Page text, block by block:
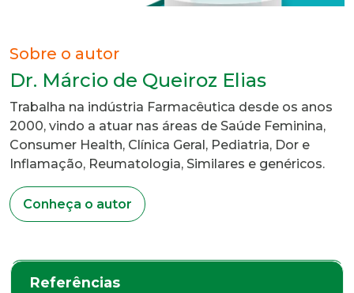
Sobre o autor
Dr. Márcio de Queiroz Elias
Trabalha na indústria Farmacêutica desde os anos
2000, vindo a atuar nas áreas de Saúde Feminina,
Consumer Health, Clínica Geral, Pediatria, Dor e
Inflamação, Reumatologia, Similares e genéricos.
Conheça o autor
Referências